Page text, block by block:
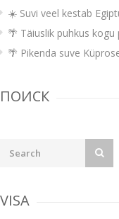
☀️ Suvi veel kestab
🌴 Täiuslik puhkus
🌴 Pikenda suve
ПОИСК
VISA